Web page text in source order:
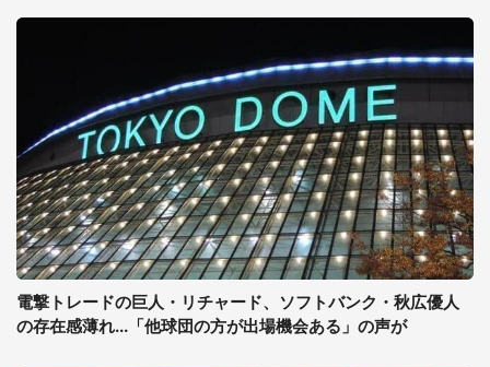
電撃トレードの巨人・リチャード、ソフトバンク・秋広優人
の存在感薄れ...「他球団の方が出場機会ある」の声が